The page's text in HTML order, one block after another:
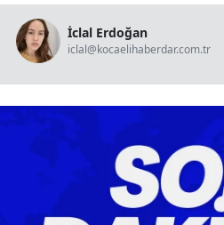
İclal Erdoğan
iclal@kocaelihaberdar.com.tr